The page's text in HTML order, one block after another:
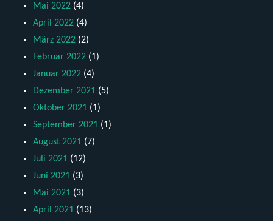
Mai 2022 (4)
April 2022 (4)
März 2022 (2)
Februar 2022 (1)
Januar 2022 (4)
Dezember 2021 (5)
Oktober 2021 (1)
September 2021 (1)
August 2021 (7)
Juli 2021 (12)
Juni 2021 (3)
Mai 2021 (3)
April 2021 (13)